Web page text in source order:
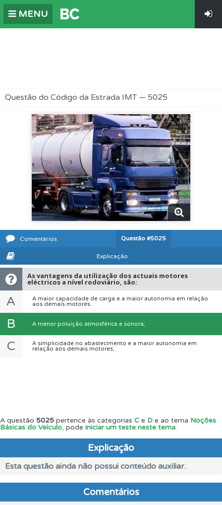
MENU
Questão do Código da Estrada IMT — 5025
Comentários Questão #5025
Explicação
As vantagens da utilização dos actuais motores
eléctricos a nível rodoviário, são:
A
A maior capacidade de carga e a maior autonomia em relação
aos demais motores.
B A menor poluição atmosférica e sonora;
C
A simplicidade no abastecimento e a maior autonomia em
relação aos demais motores;
A questão 5025 pertence às categorias C e D e ao tema Noções
Básicas do Veículo, pode iniciar um teste neste tema.
Explicação
Esta questão ainda não possui conteúdo auxiliar.
Comentários